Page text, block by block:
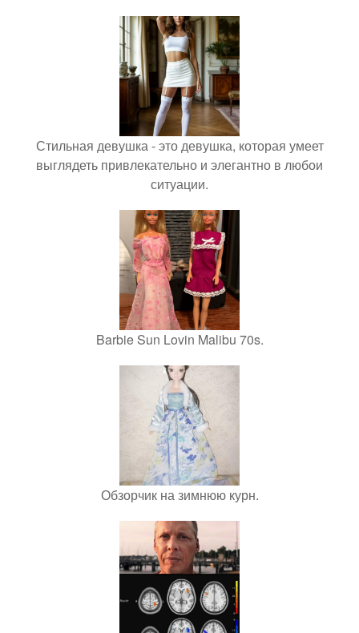
Стильная девушка - это девушка, которая умеет
выглядеть привлекательно и элегантно в любои
ситуации.
Barbie Sun Lovin Malibu 70s.
Обзорчик на зимнюю курн.